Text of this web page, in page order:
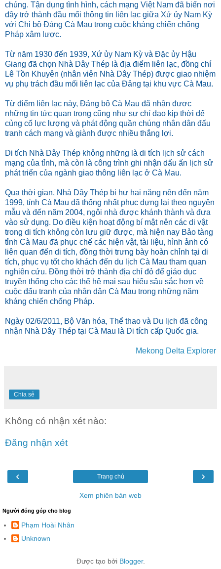
chúng. Tận dụng tình hình, cách mạng Việt Nam đã biến nơi
đây trở thành đầu mối thông tin liên lạc giữa Xứ ủy Nam Kỳ
với Chi bộ Đảng Cà Mau trong cuộc kháng chiến chống
Pháp xâm lược.
Từ năm 1930 đến 1939, Xứ ủy Nam Kỳ và Đặc ủy Hậu
Giang đã chọn Nhà Dây Thép là địa điểm liên lạc, đồng chí
Lê Tồn Khuyên (nhân viên Nhà Dây Thép) được giao nhiệm
vụ phụ trách đầu mối liên lạc của Đảng tại khu vực Cà Mau.
Từ điểm liên lạc này, Đảng bộ Cà Mau đã nhận được
những tin tức quan trọng cũng như sự chỉ đạo kịp thời để
củng cố lực lượng và phát động quần chúng nhân dân đấu
tranh cách mạng và giành được nhiều thắng lợi.
Di tích Nhà Dây Thép không những là di tích lịch sử cách
mạng của tỉnh, mà còn là công trình ghi nhận dấu ấn lịch sử
phát triển của ngành giao thông liên lạc ở Cà Mau.
Qua thời gian, Nhà Dây Thép bị hư hại nặng nên đến năm
1999, tỉnh Cà Mau đã thống nhất phục dựng lại theo nguyên
mẫu và đến năm 2004, ngôi nhà được khánh thành và đưa
vào sử dụng. Do điều kiện hoạt động bí mật nên các di vật
trong di tích không còn lưu giữ được, mà hiện nay Bảo tàng
tỉnh Cà Mau đã phục chế các hiện vật, tài liệu, hình ảnh có
liên quan đến di tích, đồng thời trưng bày hoàn chỉnh tại di
tích, phục vụ tốt cho khách đến du lịch Cà Mau tham quan
nghiên cứu. Đồng thời trở thành địa chỉ đỏ để giáo dục
truyền thống cho các thế hệ mai sau hiểu sâu sắc hơn về
cuộc đấu tranh của nhân dân Cà Mau trong những năm
kháng chiến chống Pháp.
Ngày 02/6/2011, Bộ Văn hóa, Thể thao và Du lịch đã công
nhận Nhà Dây Thép tại Cà Mau là Di tích cấp Quốc gia.
Mekong Delta Explorer
Chia sẻ
Không có nhận xét nào:
Đăng nhận xét
‹ ›
Trang chủ
Xem phiên bản web
Người đóng góp cho blog
Phạm Hoài Nhân
Unknown
Được tạo bởi Blogger.